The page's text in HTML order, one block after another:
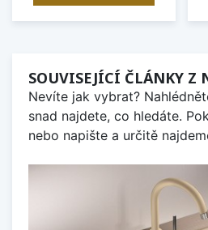
SOUVISEJÍCÍ ČLÁNKY Z
Nevíte jak vybrat?
snad najdete, co hledáte.
nebo napište a určitě